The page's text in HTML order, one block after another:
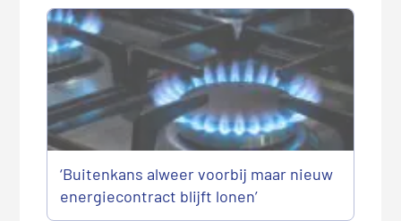
‘Buitenkans alweer voorbij maar nieuw
energiecontract blijft lonen’